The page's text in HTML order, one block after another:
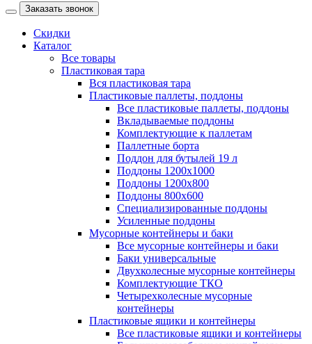
Заказать звонок
Скидки
Каталог
Все товары
Пластиковая тара
Вся пластиковая тара
Пластиковые паллеты, поддоны
Все пластиковые паллеты, поддоны
Вкладываемые поддоны
Комплектующие к паллетам
Паллетные борта
Поддон для бутылей 19 л
Поддоны 1200х1000
Поддоны 1200х800
Поддоны 800х600
Специализированные поддоны
Усиленные поддоны
Мусорные контейнеры и баки
Все мусорные контейнеры и баки
Баки универсальные
Двухколесные мусорные контейнеры
Комплектующие ТКО
Четырехколесные мусорные
контейнеры
Пластиковые ящики и контейнеры
Все пластиковые ящики и контейнеры